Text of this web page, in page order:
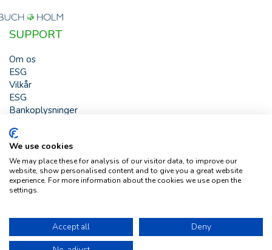
SUPPORT
Om os
ESG
Vilkår
ESG
Bankoplysninger
HJÆLP
Buch & Holm A/S - Marielundvej 39 - DK-2730 Herlev -
Tlf. +45 44 54 00 00 - e-mail:b-h@buch-holm.dk- CVR-nr.:
DK-19993345
We use cookies
We may place these for analysis of our visitor data, to improve our
website, show personalised content and to give you a great website
experience. For more information about the cookies we use open the
settings.
Accept all
Deny